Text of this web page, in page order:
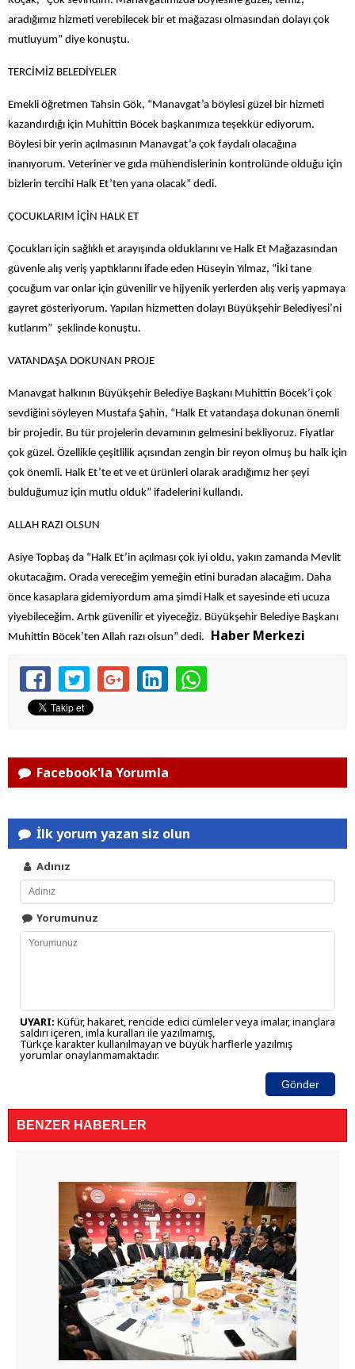
aradığımız hizmeti verebilecek bir et mağazası olmasından dolayı çok
mutluyum” diye konuştu.
TERCİMİZ BELEDİYELER
Emekli öğretmen Tahsin Gök, “Manavgat’a böylesi güzel bir hizmeti
kazandırdığı için Muhittin Böcek başkanımıza teşekkür ediyorum.
Böylesi bir yerin açılmasının Manavgat’a çok faydalı olacağına
inanıyorum. Veteriner ve gıda mühendislerinin kontrolünde olduğu için
bizlerin tercihi Halk Et’ten yana olacak” dedi.
ÇOCUKLARIM İÇİN HALK ET
Çocukları için sağlıklı et arayışında olduklarını ve Halk Et Mağazasından
güvenle alış veriş yaptıklarını ifade eden Hüseyin Yılmaz, “İki tane
çocuğum var onlar için güvenilir ve hijyenik yerlerden alış veriş yapmaya
gayret gösteriyorum. Yapılan hizmetten dolayı Büyükşehir Belediyesi’ni
kutlarım” şeklinde konuştu.
VATANDAŞA DOKUNAN PROJE
Manavgat halkının Büyükşehir Belediye Başkanı Muhittin Böcek’i çok
sevdiğini söyleyen Mustafa Şahin, “Halk Et vatandaşa dokunan önemli
bir projedir. Bu tür projelerin devamının gelmesini bekliyoruz. Fiyatlar
çok güzel. Özellikle çeşitlilik açısından zengin bir reyon olmuş bu halk için
çok önemli. Halk Et’te et ve et ürünleri olarak aradığımız her şeyi
bulduğumuz için mutlu olduk” ifadelerini kullandı.
ALLAH RAZI OLSUN
Asiye Topbaş da “Halk Et’in açılması çok iyi oldu, yakın zamanda Mevlit
okutacağım. Orada vereceğim yemeğin etini buradan alacağım. Daha
önce kasaplara gidemiyordum ama şimdi Halk et sayesinde eti ucuza
yiyebileceğim. Artık güvenilir et yiyeceğiz. Büyükşehir Belediye Başkanı
Muhittin Böcek’ten Allah razı olsun” dedi.
Haber Merkezi
Facebook'la Yorumla
İlk yorum yazan siz olun
Adınız
Yorumunuz
UYARI: Küfür, hakaret, rencide edici cümleler veya imalar, inançlara
saldırı içeren, imla kuralları ile yazılmamış,
Türkçe karakter kullanılmayan ve büyük harflerle yazılmış
yorumlar onaylanmamaktadır.
Gönder
BENZER HABERLER